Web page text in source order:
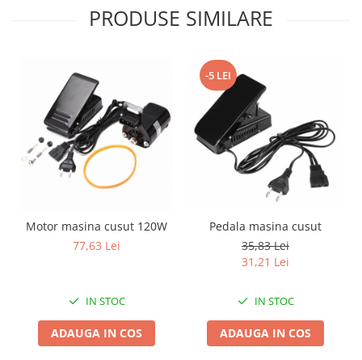
Aparate de spalat cu presiune si
Aparate de spalat cu presiune
Instalatii sanitare
Articole si accesorii pentru baie
Baterii baie
Baterii bucatarie
Baterii electrice
Baterii lavoar
Coloane de dus
Robineti
Scari
PRODUSE SIMILARE
Motor masina cusut 120W
77,63 Lei
IN STOC
ADAUGA IN COS
-5 LEI
Pedala masina cusut
35,83 Lei
31,21 Lei
IN STOC
ADAUGA IN COS